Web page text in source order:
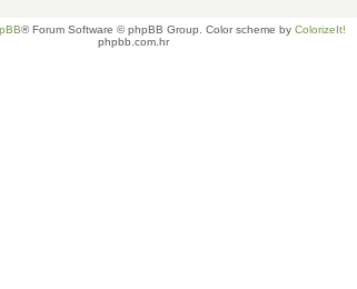
® Forum Software © phpBB Group. Color scheme by ColorizeIt!
phpbb.com.hr